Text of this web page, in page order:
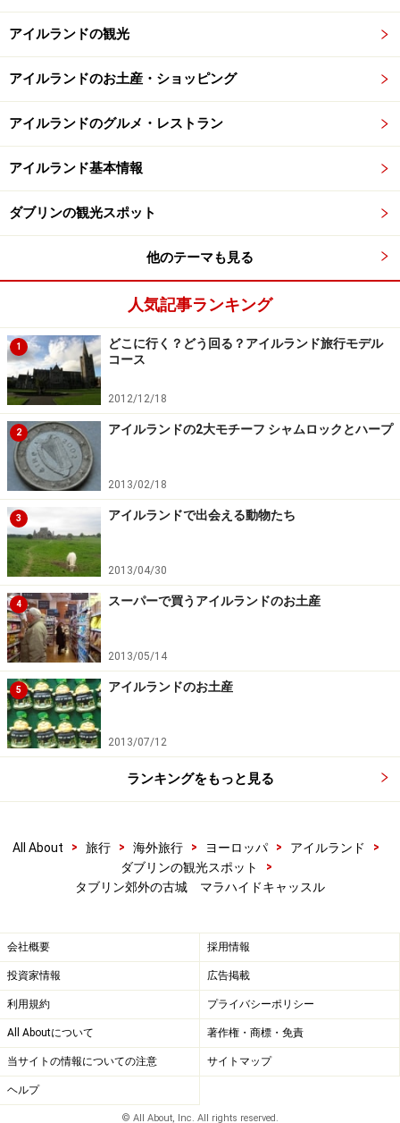
また、ウソか真か、このお城には「PUCK」、またの名
をフレンドリーゴーストという陽気な妖精が住んでいた
ユニークなアイリッシュスピリットも垣間みられます。
最後のタルボット卿が亡くなったいま、現在では国がお
健在海外に住んでおり、税金などの関係でお城を手放し
たものの、アイルランドに戻ってきた際にはいつもでこ
のお城で食事をとることができるという取り決めがなさ
れているのだとか。こんなあたたかで粋なはからいも、
アイルランドらしい部分ですね。
最後のタルボット卿による未完成の庭
タルボット卿の庭の一部
お城の内部だけでなく、それぞれのコーナーにどことな
くテーマの感じられるお庭もマラハイドキャッスルの見
どころのひとつなのですが、あるエリアに差しかかる
と、そのほかのお庭とは異なり、少し余白が目立つよう
に感じるかもしれません。これは最後のタルボット卿が
お庭を完成させる前になくなってしまったことから、こ
のような形のまま保管しているといいます。
カフェのそばに庭から孔雀がやってくることも
お城のそばにはカフェもあり、タルボット卿の庭を眺め
ながらティータイムを楽しめます。お城の見学の余韻に
ひたりながらゆっくりお茶をするのもおすすめですよ。
＜DATA＞
■Malahide Castle
営業時間：4月～10月9:30～16:30、11月～3月9:30～
休館日：なし
入場料：大人12ユーロ、子ども6ユーロ（見学はガイド
ツアーのみ）
アクセス：ダブリンバス42番または32番でアクセス可
能。お城のある公園近くで下車でき、そこから公園内歩
行者専用道を通って徒歩で5分以内
※記事内容は執筆時点のものです。最新の内容をご確認くださ
アイルランドの観光
アイルランドのお土産・ショッピング
アイルランドのグルメ・レストラン
アイルランド基本情報
ダブリンの観光スポット
他のテーマも見る
人気記事ランキング
1
どこに行く？どう回る？アイルランド旅行モデル
コース
2012/12/18
2 アイルランドの2大モチーフ シャムロックとハープ
2013/02/18
3 アイルランドで出会える動物たち
2013/04/30
4 スーパーで買うアイルランドのお土産
2013/05/14
5 アイルランドのお土産
2013/07/12
ランキングをもっと見る
All About > 旅行 > 海外旅行 > ヨーロッパ > アイルランド
>
ダブリンの観光スポット
>
タブリン郊外の古城 マラハイドキャッスル
会社概要 採用情報
投資家情報 広告掲載
利用規約 プライバシーポリシー
All Aboutについて 著作権・商標・免責
当サイトの情報についての注意 サイトマップ
ヘルプ
© All About, Inc. All rights reserved.